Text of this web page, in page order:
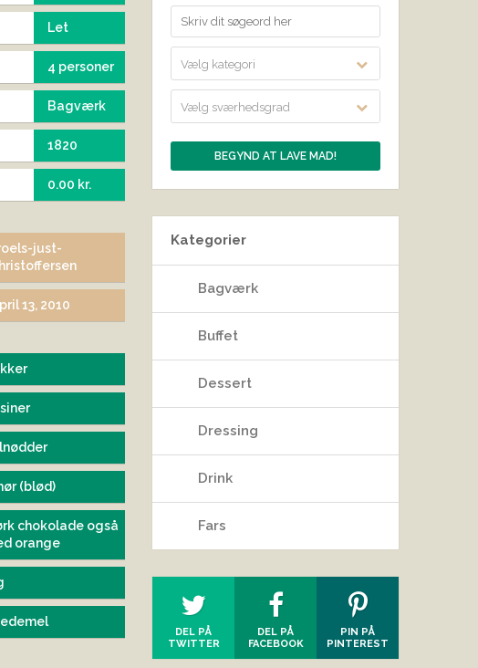
Let
4 personer
Bagværk
1820
0.00 kr.
just-
13, 2010
(blød)
chokolade også
orange
Vælg kategori
Vælg sværhedsgrad
Kategorier
Bagværk
Buffet
Dessert
Dressing
Drink
Fars
DEL PÅ
TWITTER
DEL PÅ
FACEBOOK
PIN PÅ
PINTEREST